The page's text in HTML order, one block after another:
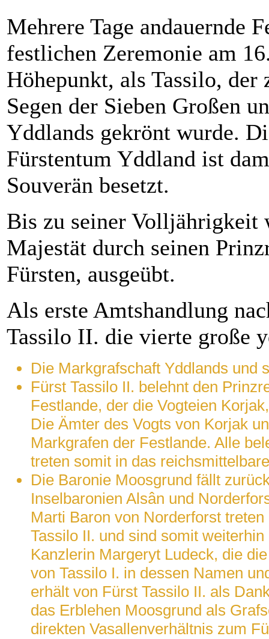
Mehrere Tage andauernde
festlichen Zeremonie am
Höhepunkt, als Tassilo, der
Segen der Sieben Großen
Yddlands gekrönt wurde.
Fürstentum Yddland ist
Souverän besetzt.
Bis zu seiner Volljährigkeit
Majestät durch seinen
Fürsten, ausgeübt.
Als erste Amtshandlung
Tassilo II. die vierte große
Die Markgrafschaft Yddlands und
Fürst Tassilo II. belehnt den
Festlande, der die Vogteien
Die Ämter des Vogts von Korjak
Markgrafen der Festlande. Alle
treten somit in das
Die Baronie Moosgrund fällt
Inselbaronien Alsân und
Marti Baron von Norderforst
Tassilo II. und sind somit
Kanzlerin Margeryt Ludeck, die
von Tassilo I. in dessen Namen
erhält von Fürst Tassilo II. als
das Erblehen Moosgrund als
direkten Vasallenverhältnis zum